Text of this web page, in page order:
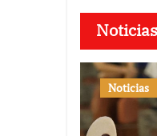
Noticias